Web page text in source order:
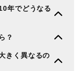
年でどうなる
？
きく異なるの